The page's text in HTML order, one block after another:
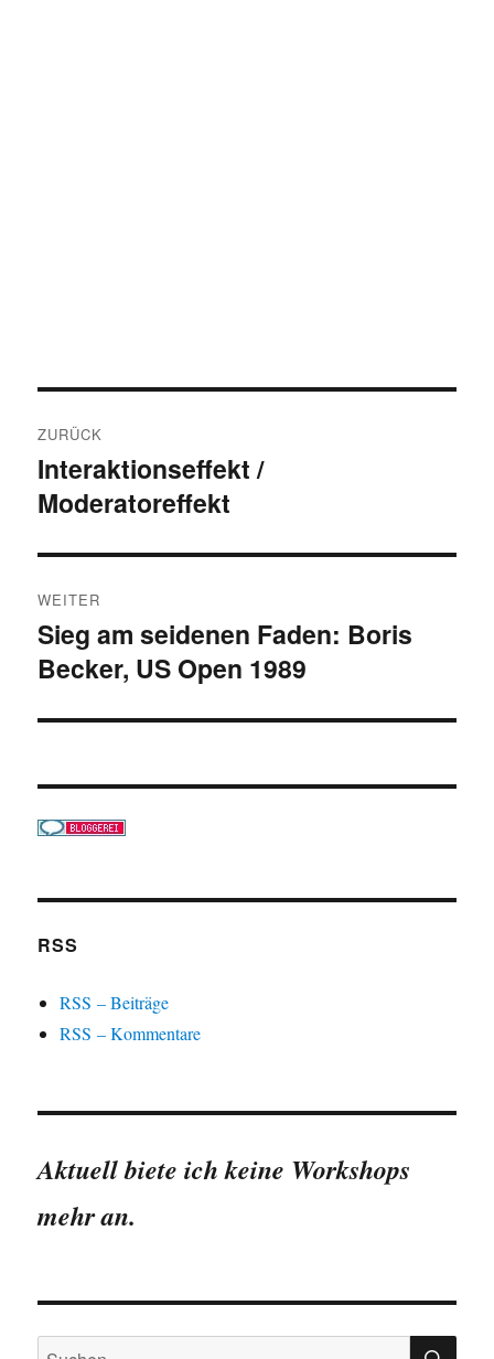
ZURÜCK
Vorheriger
Beitrag:
Interaktionseffekt /
Moderatoreffekt
WEITER
Nächster
Beitrag:
Sieg am seidenen Faden: Boris
Becker, US Open 1989
RSS
RSS – Beiträge
RSS – Kommentare
Aktuell biete ich keine Workshops
mehr an.
Suchen